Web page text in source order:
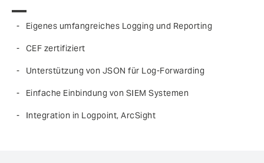
Eigenes umfangreiches Logging und Reporting
CEF zertifiziert
Unterstützung von JSON für Log-Forwarding
Einfache Einbindung von SIEM Systemen
Integration in Logpoint, ArcSight